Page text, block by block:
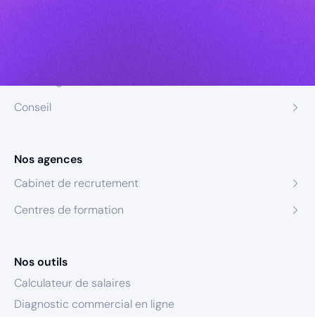
Conseil
Nos agences
Cabinet de recrutement
Centres de formation
Nos outils
Calculateur de salaires
Diagnostic commercial en ligne